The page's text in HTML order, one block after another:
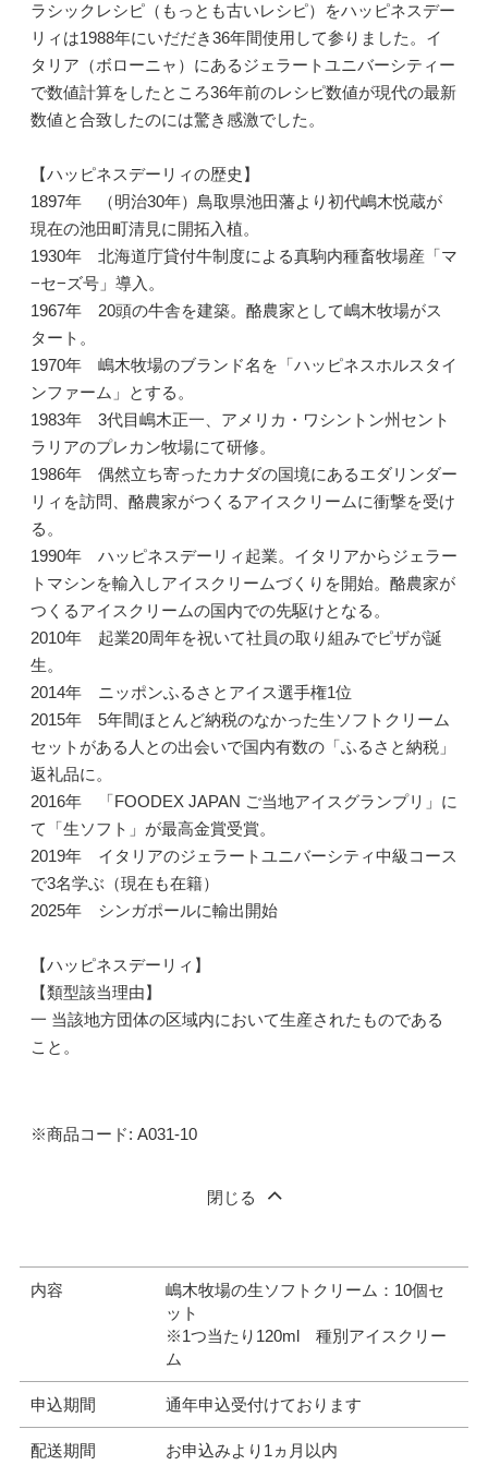
ラシックレシピ（もっとも古いレシピ）をハッピネスデー
リィは1988年にいだだき36年間使用して参りました。イ
タリア（ボローニャ）にあるジェラートユニバーシティー
で数値計算をしたところ36年前のレシピ数値が現代の最新
数値と合致したのには驚き感激でした。
【ハッピネスデーリィの歴史】
1897年 （明治30年）鳥取県池田藩より初代嶋木悦蔵が
現在の池田町清見に開拓入植。
1930年 北海道庁貸付牛制度による真駒内種畜牧場産「マ
−セ−ズ号」導入。
1967年 20頭の牛舎を建築。酪農家として嶋木牧場がス
タート。
1970年 嶋木牧場のブランド名を「ハッピネスホルスタイ
ンファーム」とする。
1983年 3代目嶋木正一、アメリカ・ワシントン州セント
ラリアのプレカン牧場にて研修。
1986年 偶然立ち寄ったカナダの国境にあるエダリンダー
リィを訪問、酪農家がつくるアイスクリームに衝撃を受け
る。
1990年 ハッピネスデーリィ起業。イタリアからジェラー
トマシンを輸入しアイスクリームづくりを開始。酪農家が
つくるアイスクリームの国内での先駆けとなる。
2010年 起業20周年を祝いて社員の取り組みでピザが誕
生。
2014年 ニッポンふるさとアイス選手権1位
2015年 5年間ほとんど納税のなかった生ソフトクリーム
セットがある人との出会いで国内有数の「ふるさと納税」
返礼品に。
2016年 「FOODEX JAPAN ご当地アイスグランプリ」に
て「生ソフト」が最高金賞受賞。
2019年 イタリアのジェラートユニバーシティ中級コース
で3名学ぶ（現在も在籍）
2025年 シンガポールに輸出開始
【ハッピネスデーリィ】
【類型該当理由】
一 当該地方団体の区域内において生産されたものである
こと。
※商品コード: A031-10
閉じる
内容
嶋木牧場の生ソフトクリーム：10個セ
ット
※1つ当たり120ml 種別アイスクリー
ム
申込期間 通年申込受付けております
配送期間 お申込みより1ヵ月以内